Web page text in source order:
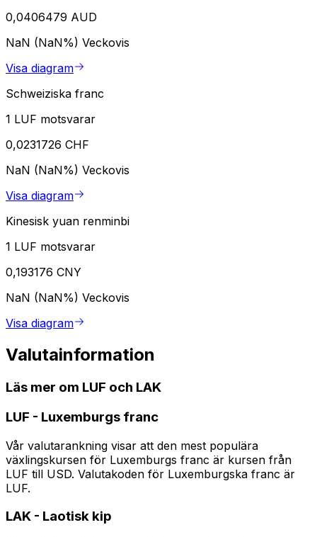
0,0406479 AUD
NaN (NaN%) Veckovis
Visa diagram
Schweiziska franc
1 LUF motsvarar
0,0231726 CHF
NaN (NaN%) Veckovis
Visa diagram
Kinesisk yuan renminbi
1 LUF motsvarar
0,193176 CNY
NaN (NaN%) Veckovis
Visa diagram
Valutainformation
Läs mer om LUF och LAK
LUF - Luxemburgs franc
Vår valutarankning visar att den mest populära
växlingskursen för Luxemburgs franc är kursen från
LUF till USD. Valutakoden för Luxemburgska franc är
LUF.
LAK - Laotisk kip